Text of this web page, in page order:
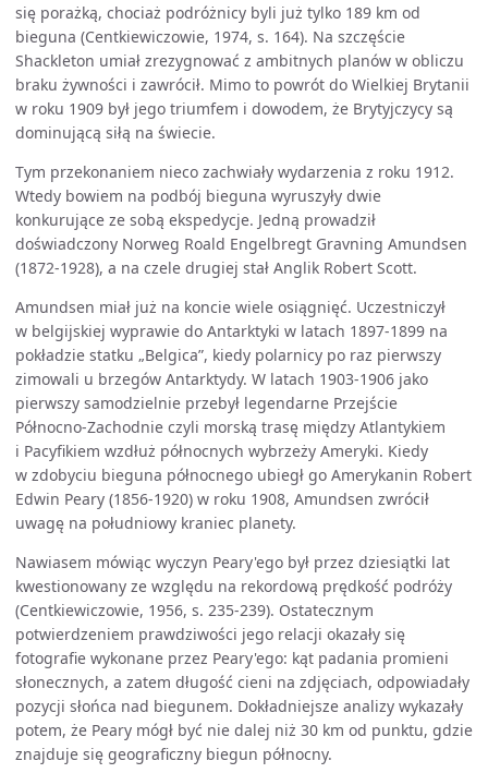
się porażką, chociaż podróżnicy byli już tylko 189 km od
bieguna (Centkiewiczowie, 1974, s. 164). Na szczęście
Shackleton umiał zrezygnować z ambitnych planów w obliczu
braku żywności i zawrócił. Mimo to powrót do Wielkiej Brytanii
w roku 1909 był jego triumfem i dowodem, że Brytyjczycy są
dominującą siłą na świecie.
Tym przekonaniem nieco zachwiały wydarzenia z roku 1912.
Wtedy bowiem na podbój bieguna wyruszyły dwie
konkurujące ze sobą ekspedycje. Jedną prowadził
doświadczony Norweg Roald Engelbregt Gravning Amundsen
(1872-1928), a na czele drugiej stał Anglik Robert Scott.
Amundsen miał już na koncie wiele osiągnięć. Uczestniczył
w belgijskiej wyprawie do Antarktyki w latach 1897-1899 na
pokładzie statku „Belgica”, kiedy polarnicy po raz pierwszy
zimowali u brzegów Antarktydy. W latach 1903-1906 jako
pierwszy samodzielnie przebył legendarne Przejście
Północno-Zachodnie czyli morską trasę między Atlantykiem
i Pacyfikiem wzdłuż północnych wybrzeży Ameryki. Kiedy
w zdobyciu bieguna północnego ubiegł go Amerykanin Robert
Edwin Peary (1856-1920) w roku 1908, Amundsen zwrócił
uwagę na południowy kraniec planety.
Nawiasem mówiąc wyczyn Peary'ego był przez dziesiątki lat
kwestionowany ze względu na rekordową prędkość podróży
(Centkiewiczowie, 1956, s. 235-239). Ostatecznym
potwierdzeniem prawdziwości jego relacji okazały się
fotografie wykonane przez Peary'ego: kąt padania promieni
słonecznych, a zatem długość cieni na zdjęciach, odpowiadały
pozycji słońca nad biegunem. Dokładniejsze analizy wykazały
potem, że Peary mógł być nie dalej niż 30 km od punktu, gdzie
znajduje się geograficzny biegun północny.